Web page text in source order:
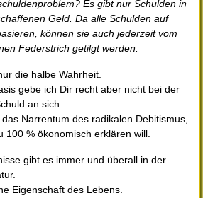
Es gibt nur Schulden in
Geld. Da alle Schulden auf
können sie auch jederzeit vom
Federstrich getilgt werden.
die halbe Wahrheit.
gebe ich Dir recht aber nicht bei der
an sich.
Narrentum des radikalen Debitismus,
100 % ökonomisch erklären will.
gibt es immer und überall in der
Eigenschaft des Lebens.